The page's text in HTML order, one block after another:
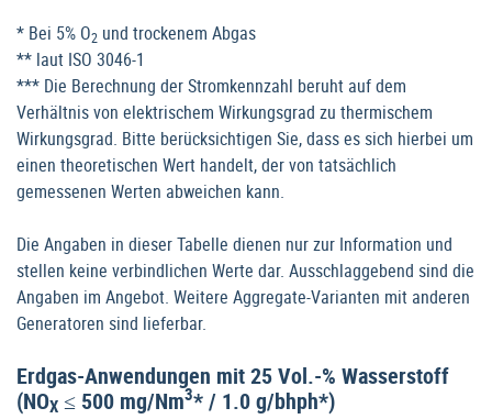
* Bei 5% O2 und trockenem Abgas
** laut ISO 3046-1
*** Die Berechnung der Stromkennzahl beruht auf dem
Verhältnis von elektrischem Wirkungsgrad zu thermischem
Wirkungsgrad. Bitte berücksichtigen Sie, dass es sich hierbei um
einen theoretischen Wert handelt, der von tatsächlich
gemessenen Werten abweichen kann.
Die Angaben in dieser Tabelle dienen nur zur Information und
stellen keine verbindlichen Werte dar. Ausschlaggebend sind die
Angaben im Angebot. Weitere Aggregate-Varianten mit anderen
Generatoren sind lieferbar.
Erdgas-Anwendungen mit 25 Vol.-% Wasserstoff
(NOX ≤ 500 mg/Nm3* / 1.0 g/bhph*)